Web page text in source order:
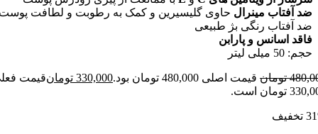
مینرالحاوی گلیسیرین و کمک به رطوبت و لطافت پوست
رنگی بژ طبیعی
اسانس و پارابن
لیتر
تومان قیمت اصلی 480,000 تومان بود. 330,000 تومانقیمت فعلی